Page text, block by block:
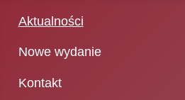
Aktualności
Nowe wydanie
Kontakt